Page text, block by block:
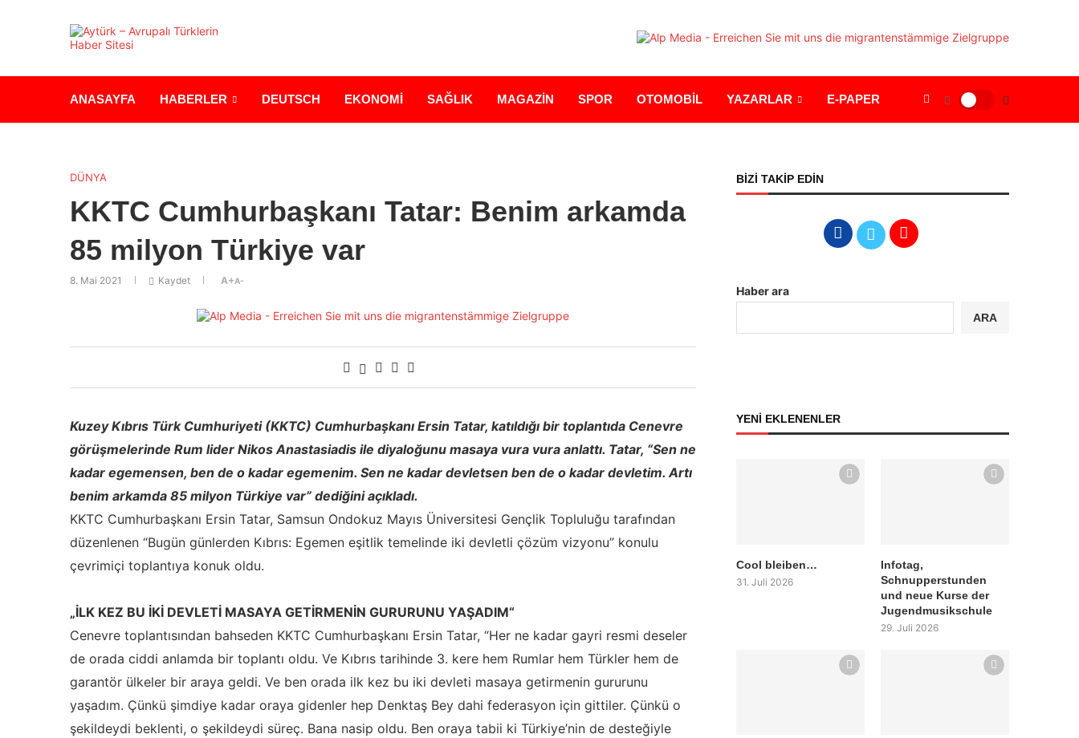
ANASAYFA HABERLER DEUTSCH EKONOMİ SAĞLIK MAGAZİN SPOR OTOMOBİL YAZARLAR E-PAPER
DÜNYA
KKTC Cumhurbaşkanı Tatar: Benim arkamda
85 milyon Türkiye var
8. Mai 2021 Kaydet A+A-
Kuzey Kıbrıs Türk Cumhuriyeti (KKTC) Cumhurbaşkanı Ersin Tatar, katıldığı bir toplantıda Cenevre
görüşmelerinde Rum lider Nikos Anastasiadis ile diyaloğunu masaya vura vura anlattı. Tatar, “Sen ne
kadar egemensen, ben de o kadar egemenim. Sen ne kadar devletsen ben de o kadar devletim. Artı
benim arkamda 85 milyon Türkiye var” dediğini açıkladı.
KKTC Cumhurbaşkanı Ersin Tatar, Samsun Ondokuz Mayıs Üniversitesi Gençlik Topluluğu tarafından
düzenlenen “Bugün günlerden Kıbrıs: Egemen eşitlik temelinde iki devletli çözüm vizyonu” konulu
çevrimiçi toplantıya konuk oldu.
„İLK KEZ BU İKİ DEVLETİ MASAYA GETİRMENİN GURURUNU YAŞADIM“
Cenevre toplantısından bahseden KKTC Cumhurbaşkanı Ersin Tatar, “Her ne kadar gayri resmi deseler
de orada ciddi anlamda bir toplantı oldu. Ve Kıbrıs tarihinde 3. kere hem Rumlar hem Türkler hem de
garantör ülkeler bir araya geldi. Ve ben orada ilk kez bu iki devleti masaya getirmenin gururunu
yaşadım. Çünkü şimdiye kadar oraya gidenler hep Denktaş Bey dahi federasyon için gittiler. Çünkü o
şekildeydi beklenti, o şekildeydi süreç. Bana nasip oldu. Ben oraya tabii ki Türkiye’nin de desteğiyle
BİZİ TAKİP EDİN
Haber ara
ARA
YENİ EKLENENLER
Cool bleiben…
31. Juli 2026
Infotag,
Schnupperstunden
und neue Kurse der
Jugendmusikschule
29. Juli 2026